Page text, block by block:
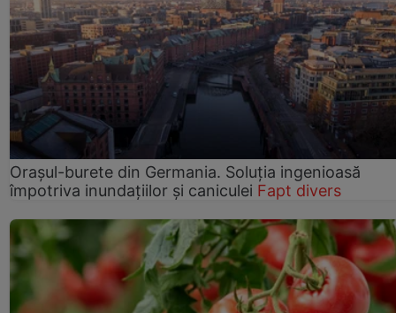
Orașul-burete din Germania. Soluția ingenioasă
împotriva inundațiilor și caniculei Fapt divers